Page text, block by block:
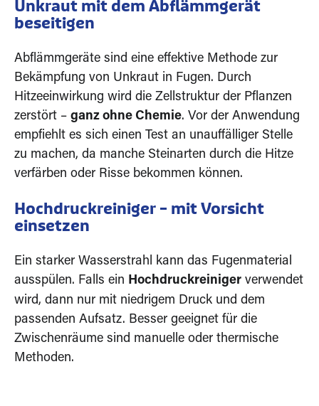
Unkraut mit dem Abflämmgerät
beseitigen
Abflämmgeräte sind eine effektive Methode zur
Bekämpfung von Unkraut in Fugen. Durch
Hitzeeinwirkung wird die Zellstruktur der Pflanzen
zerstört – ganz ohne Chemie. Vor der Anwendung
empfiehlt es sich einen Test an unauffälliger Stelle
zu machen, da manche Steinarten durch die Hitze
verfärben oder Risse bekommen können.
Hochdruckreiniger – mit Vorsicht
einsetzen
Ein starker Wasserstrahl kann das Fugenmaterial
ausspülen. Falls ein Hochdruckreiniger verwendet
wird, dann nur mit niedrigem Druck und dem
passenden Aufsatz. Besser geeignet für die
Zwischenräume sind manuelle oder thermische
Methoden.